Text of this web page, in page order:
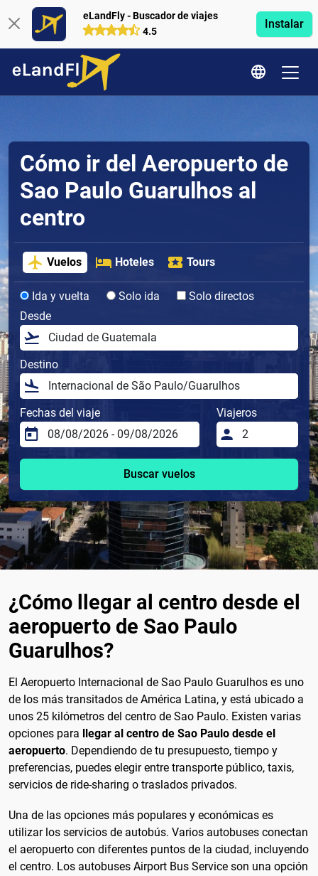
eLandFly - Buscador de viajes
4.5
Instalar
Cómo ir del Aeropuerto de
Sao Paulo Guarulhos al
centro
Vuelos Hoteles Tours
Ida y vuelta Solo ida
Solo directos
Desde
Destino
Fechas del viaje Viajeros
Buscar vuelos
¿Cómo llegar al centro desde el
aeropuerto de Sao Paulo
Guarulhos?
El Aeropuerto Internacional de Sao Paulo Guarulhos es uno
de los más transitados de América Latina, y está ubicado a
unos 25 kilómetros del centro de Sao Paulo. Existen varias
opciones para
llegar al centro de Sao Paulo desde el
aeropuerto. Dependiendo de tu presupuesto, tiempo y
preferencias, puedes elegir entre transporte público, taxis,
servicios de ride-sharing o traslados privados.
Una de las opciones más populares y económicas es
utilizar los servicios de autobús. Varios autobuses conectan
el aeropuerto con diferentes puntos de la ciudad, incluyendo
el centro. Los autobuses Airport Bus Service son una opción